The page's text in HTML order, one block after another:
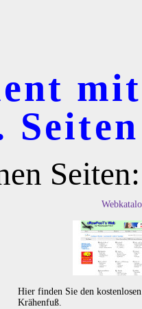
Seiten
Seiten:
Hier finden Sie den
Krähenfuß.